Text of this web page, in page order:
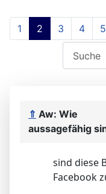
1 2 3 4 5
⇑ Aw: Wie
aussagefähig
sind diese
Facebook